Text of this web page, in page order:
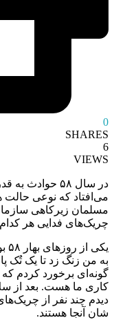
0
SHARES
6
VIEWS
در سال ۵۸
می‌افتاد که نوعی
مسلمان زیرکاهی
چریک‌های فدایی هر
به من زنگ زد تا یک تُک
گونه‌ای برخورد کردم
کاری ما هست. بعد از
دیدم چند نفر از
شان آنجا هستند.